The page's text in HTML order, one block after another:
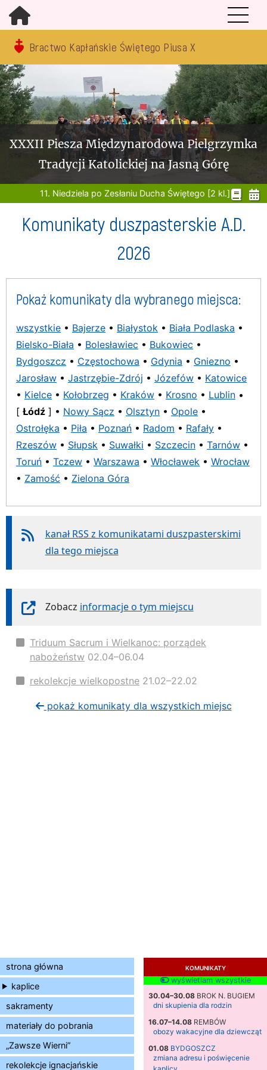
Bractwo Kapłańskie Świętego Piusa X
XXXII Piesza Międzynarodowa Pielgrzymka
Tradycji Katolickiej na Jasną Górę
11. Niedziela po Zesłaniu Ducha Świętego [2 kl.]
strona główna
kaplice
sakramenty
materiały do pobrania
„Zawsze Wierni”
rekolekcje ignacjańskie
KOMUNIKATY
wyświetlam wszystkie
30.04–30.08 BROK N. BUGIEM
dni skupienia dla rodzin
16.07–14.08 REMBÓW
obozy wakacyjne dla dziewcząt
01.08 BYDGOSZCZ
zmiana adresu i poświęcenie
Komunikaty duszpasterskie A.D.
2026
Pokaż komunikaty dla wybranego miejsca:
wszystkie • Bajerze • Białystok • Biała Podlaska •
Bielsko-Biała • Bolesławiec • Bukowiec •
Bydgoszcz • Częstochowa • Gdynia • Gniezno •
Jarosław • Jastrzębie-Zdrój • Józefów • Katowice
• Kielce • Kołobrzeg • Kraków • Krosno • Lublin •
[ Łódź ] • Nowy Sącz • Olsztyn • Opole •
Ostrołęka • Piła • Poznań • Radom • Rafały •
Rzeszów • Słupsk • Suwałki • Szczecin • Tarnów •
Toruń • Tczew • Warszawa • Włocławek • Wrocław
• Zamość • Zielona Góra
kanał RSS z komunikatami duszpasterskimi
dla tego miejsca
Zobacz informacje o tym miejscu
Triduum Sacrum i Wielkanoc: porządek
nabożeństw 02.04–06.04
rekolekcje wielkopostne 21.02–22.02
pokaż komunikaty dla wszystkich miejsc